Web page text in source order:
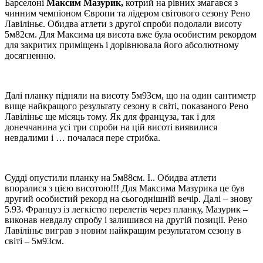
Барселоні Максим Мазурик, котрий на рівних змагався з
чинним чемпіоном Європи та лідером світового сезону Рено
Лавіліньє. Обидва атлети з другої спроби подолали висоту
5м82см. Для Максима ця висота вже була особистим рекордом
для закритих приміщень і дорівнювала його абсолютному
досягненню.
Далі планку підняли на висоту 5м93см, що на один сантиметр
вище найкращого результату сезону в світі, показаного Рено
Лавіліньє ще місяць тому. Як для француза, так і для
донеччанина усі три спроби на цій висоті виявилися
невдалими і … почалася пере стрибка.
Судді опустили планку на 5м88см. І.. Обидва атлети
впоралися з цією висотою!!! Для Максима Мазурика це був
другий особистий рекорд на сьогоднішній вечір. Далі – знову
5.93. Француз із легкістю перелетів через планку, Мазурик –
виконав невдалу спробу і залишився на другій позиції. Рено
Лавіліньє виграв з новим найкращим результатом сезону в
світі – 5м93см.